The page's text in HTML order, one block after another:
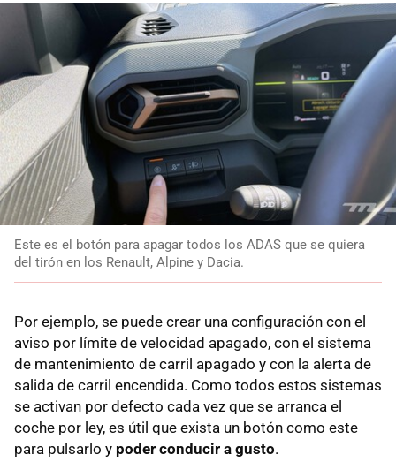
Este es el botón para apagar todos los ADAS que se quiera
del tirón en los Renault, Alpine y Dacia.
Por ejemplo, se puede crear una configuración con el
aviso por límite de velocidad apagado, con el sistema
de mantenimiento de carril apagado y con la alerta de
salida de carril encendida. Como todos estos sistemas
se activan por defecto cada vez que se arranca el
coche por ley, es útil que exista un botón como este
para pulsarlo y poder conducir a gusto.